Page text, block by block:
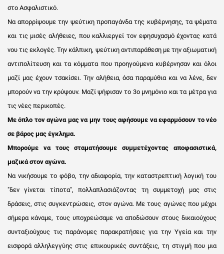
στο Ασφαλιστικό.
Να απορρίψουμε την ψεύτικη προπαγάνδα της κυβέρνησης, τα ψέματα
και τις μισές αλήθειες, που καλλιεργεί τον εφησυχασμό έχοντας κατά
νου τις εκλογές. Την κάλπικη, ψεύτικη αντιπαράθεση με την αξιωματική
αντιπολίτευση και τα κόμματα που προηγούμενα κυβέρνησαν και όλοι
μαζί μας έχουν τσακίσει. Την αλήθεια, όσα παραμύθια και να λένε, δεν
μπορούν να την κρύψουν. Μαζί ψήφισαν το 3ο μνημόνιο και τα μέτρα για
τις νέες περικοπές.
Με όπλο τον αγώνα μας να μην τους αφήσουμε να εφαρμόσουν το νέο
σε βάρος μας έγκλημα.
Μπορούμε να τους σταματήσουμε συμμετέχοντας αποφασιστικά,
μαζικά στον αγώνα.
Να νικήσουμε το φόβο, την αδιαφορία, την καταστρεπτική λογική του
"δεν γίνεται τίποτα", πολλαπλασιάζοντας τη συμμετοχή μας στις
δράσεις, στις συγκεντρώσεις, στον αγώνα. Με τους αγώνες που μέχρι
σήμερα κάναμε, τους υποχρεώσαμε να αποδώσουν στους δικαιούχους
συνταξιούχους τις παράνομες παρακρατήσεις για την Υγεία και την
εισφορά αλληλεγγύης στις επικουρικές συντάξεις, τη στιγμή που μια